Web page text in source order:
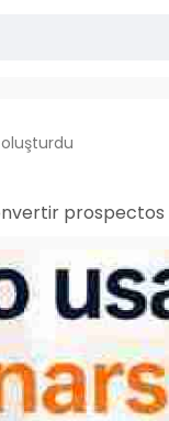
prospectos